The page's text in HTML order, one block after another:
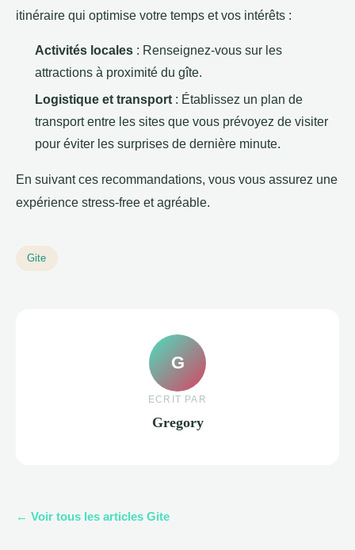
itinéraire qui optimise votre temps et vos intérêts :
Activités locales : Renseignez-vous sur les
attractions à proximité du gîte.
Logistique et transport : Établissez un plan de
transport entre les sites que vous prévoyez de visiter
pour éviter les surprises de dernière minute.
En suivant ces recommandations, vous vous assurez une
expérience stress-free et agréable.
Gite
G
ECRIT PAR
Gregory
← Voir tous les articles Gite